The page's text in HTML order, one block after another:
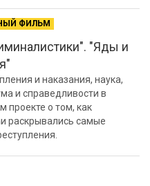
ФИЛЬМ
"Яды и
и наказания, наука,
и справедливости в
проекте о том, как
раскрывались самые